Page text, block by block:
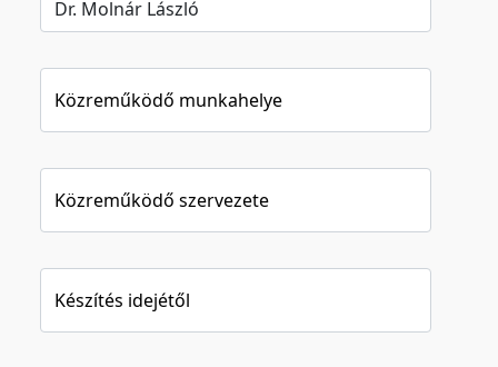
Közreműködő munkahelye
Közreműködő szervezete
Készítés idejétől